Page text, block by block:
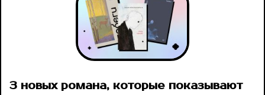
3 новых романа, которые показывают